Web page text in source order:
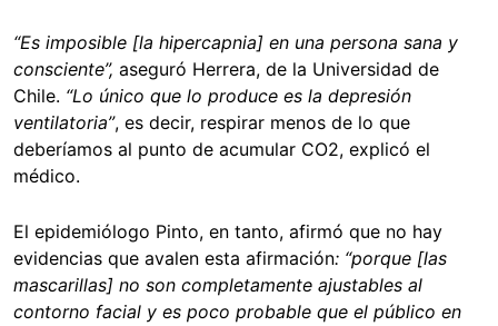
“Es imposible [la hipercapnia] en una persona sana y
consciente”, aseguró Herrera, de la Universidad de
Chile. “Lo único que lo produce es la depresión
ventilatoria”, es decir, respirar menos de lo que
deberíamos al punto de acumular CO2, explicó el
médico.
El epidemiólogo Pinto, en tanto, afirmó que no hay
evidencias que avalen esta afirmación: “porque [las
mascarillas] no son completamente ajustables al
contorno facial y es poco probable que el público en